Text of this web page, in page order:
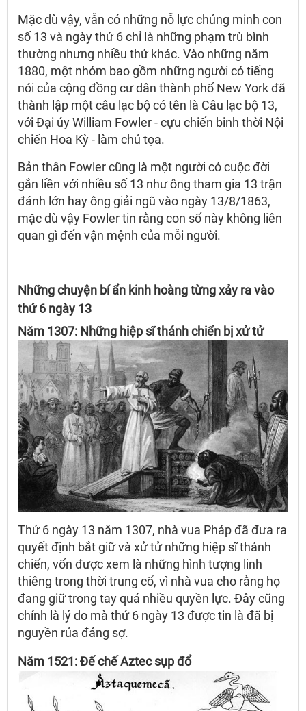
Mặc dù vậy, vẫn có những nỗ lực chúng minh con
số 13 và ngày thứ 6 chỉ là những phạm trù bình
thường nhưng nhiều thứ khác. Vào những năm
1880, một nhóm bao gồm những người có tiếng
nói của cộng đồng cư dân thành phố New York đã
thành lập một câu lạc bộ có tên là Câu lạc bộ 13,
với Đại úy William Fowler - cựu chiến binh thời Nội
chiến Hoa Kỳ - làm chủ tọa.
Bản thân Fowler cũng là một người có cuộc đời
gắn liền với nhiều số 13 như ông tham gia 13 trận
đánh lớn hay ông giải ngũ vào ngày 13/8/1863,
mặc dù vậy Fowler tin rằng con số này không liên
quan gì đến vận mệnh của mỗi người.
Những chuyện bí ẩn kinh hoàng từng xảy ra vào
thứ 6 ngày 13
Năm 1307: Những hiệp sĩ thánh chiến bị xử tử
Thứ 6 ngày 13 năm 1307, nhà vua Pháp đã đưa ra
quyết định bắt giữ và xử tử những hiệp sĩ thánh
chiến, vốn được xem là những hình tượng linh
thiêng trong thời trung cổ, vì nhà vua cho rằng họ
đang giữ trong tay quá nhiều quyền lực. Đây cũng
chính là lý do mà thứ 6 ngày 13 được tin là đã bị
nguyền rủa đáng sợ.
Năm 1521: Đế chế Aztec sụp đổ